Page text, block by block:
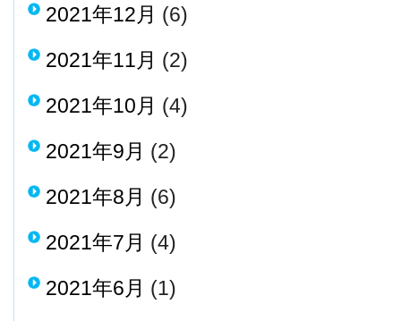
2021年12月 (6)
2021年11月 (2)
2021年10月 (4)
2021年9月 (2)
2021年8月 (6)
2021年7月 (4)
2021年6月 (1)